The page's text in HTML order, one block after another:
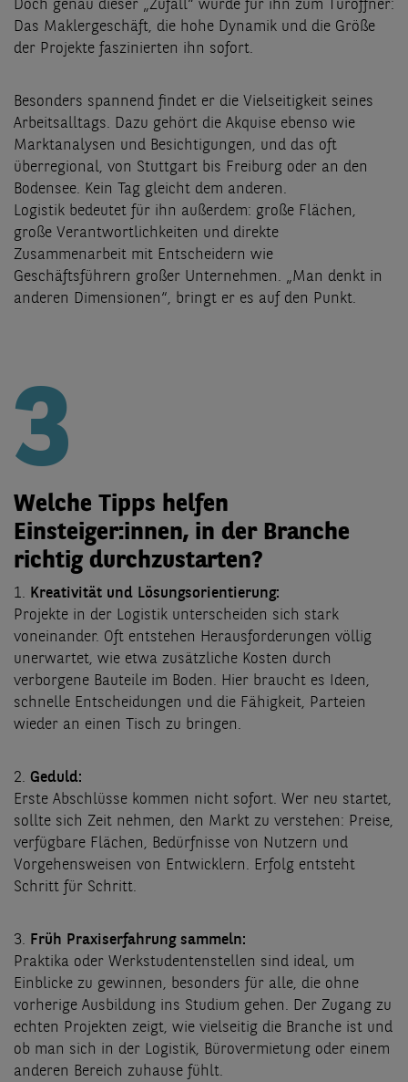
Doch genau dieser „Zufall“ wurde für ihn zum Türöffner:
Das Maklergeschäft, die hohe Dynamik und die Größe
der Projekte faszinierten ihn sofort.
Besonders spannend findet er die Vielseitigkeit seines
Arbeitsalltags. Dazu gehört die Akquise ebenso wie
Marktanalysen und Besichtigungen, und das oft
überregional, von Stuttgart bis Freiburg oder an den
Bodensee. Kein Tag gleicht dem anderen.
Logistik bedeutet für ihn außerdem: große Flächen,
große Verantwortlichkeiten und direkte
Zusammenarbeit mit Entscheidern wie
Geschäftsführern großer Unternehmen. „Man denkt in
anderen Dimensionen“, bringt er es auf den Punkt.
3
Welche Tipps helfen
Einsteiger:innen, in der Branche
richtig durchzustarten?
1. Kreativität und Lösungsorientierung:
Projekte in der Logistik unterscheiden sich stark
voneinander. Oft entstehen Herausforderungen völlig
unerwartet, wie etwa zusätzliche Kosten durch
verborgene Bauteile im Boden. Hier braucht es Ideen,
schnelle Entscheidungen und die Fähigkeit, Parteien
wieder an einen Tisch zu bringen.
2. Geduld:
Erste Abschlüsse kommen nicht sofort. Wer neu startet,
sollte sich Zeit nehmen, den Markt zu verstehen: Preise,
verfügbare Flächen, Bedürfnisse von Nutzern und
Vorgehensweisen von Entwicklern. Erfolg entsteht
Schritt für Schritt.
3. Früh Praxiserfahrung sammeln:
Praktika oder Werkstudentenstellen sind ideal, um
Einblicke zu gewinnen, besonders für alle, die ohne
vorherige Ausbildung ins Studium gehen. Der Zugang zu
echten Projekten zeigt, wie vielseitig die Branche ist und
ob man sich in der Logistik, Bürovermietung oder einem
anderen Bereich zuhause fühlt.